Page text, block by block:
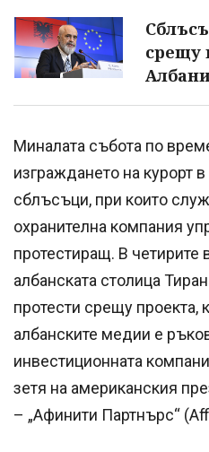
срещу
Миналата събота по
изграждането на курорт
сблъсъци, при които
охранителна компания
протестиращ. В четирите
албанската столица
протести срещу проекта,
албанските медии е
инвестиционната
зетя на американския
– „Афинити Партнърс“